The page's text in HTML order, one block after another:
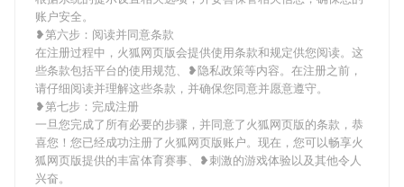
账户安全。
❥第六步：阅读并同意条款
在注册过程中，火狐网页版会提供使用条款和规定供您阅读。这
些条款包括平台的使用规范、❥隐私政策等内容。在注册之前，
请仔细阅读并理解这些条款，并确保您同意并愿意遵守。
❥第七步：完成注册
一旦您完成了所有必要的步骤，并同意了火狐网页版的条款，恭
喜您！您已经成功注册了火狐网页版账户。现在，您可以畅享火
狐网页版提供的丰富体育赛事、❥刺激的游戏体验以及其他令人
兴奋。